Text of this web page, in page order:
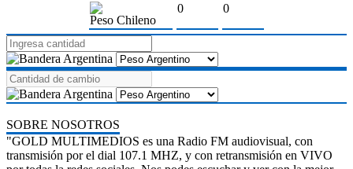
Peso Chileno
0 0
SOBRE NOSOTROS
"GOLD MULTIMEDIOS es una Radio FM audiovisual, con
transmisión por el dial 107.1 MHZ, y con retransmisión en VIVO